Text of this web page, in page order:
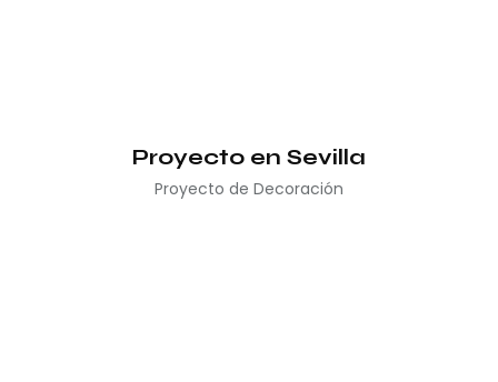
Proyecto en Sevilla
Proyecto de Decoración